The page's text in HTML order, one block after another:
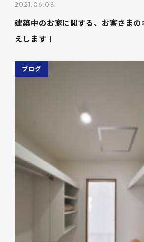
2021.06.08
建築中のお家に関する、お客さまの
えします！
ブログ